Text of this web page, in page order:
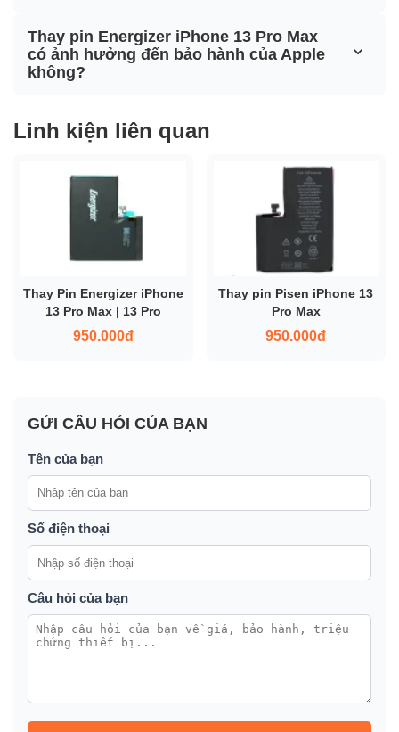
Thay pin Energizer iPhone 13 Pro Max
có ảnh hưởng đến bảo hành của Apple
không?
Linh kiện liên quan
Thay Pin Energizer iPhone
13 Pro Max | 13 Pro
950.000đ
Thay pin Pisen iPhone 13
Pro Max
950.000đ
GỬI CÂU HỎI CỦA BẠN
Tên của bạn
Số điện thoại
Câu hỏi của bạn